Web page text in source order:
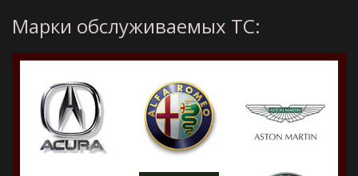
Марки обслуживаемых ТС: